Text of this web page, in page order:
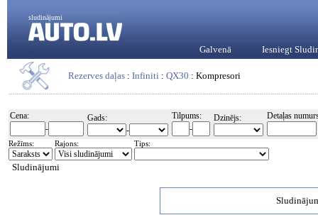
sludinājumi
Galvenā Iesniegt
Rezerves daļas : Infiniti : QX30 : Kompresori
Cena:
-
Gads:
-
Tilpums:
-
Dzinējs: Detaļas
Režīms: Rajons: Tips:
Sludinājumi